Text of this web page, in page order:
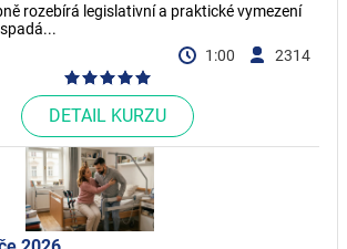
rozebírá legislativní a praktické vymezení
1:00
2314
DETAIL KURZU